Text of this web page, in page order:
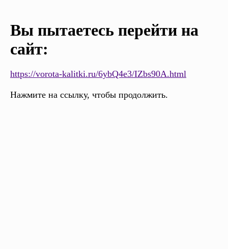
Вы пытаетесь перейти на
сайт:
https://vorota-kalitki.ru/6ybQ4e3/IZbs90A.html
Нажмите на ссылку, чтобы продолжить.